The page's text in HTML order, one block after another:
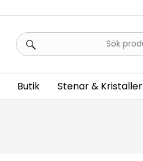
Sök
efter:
Butik Stenar & Kristaller